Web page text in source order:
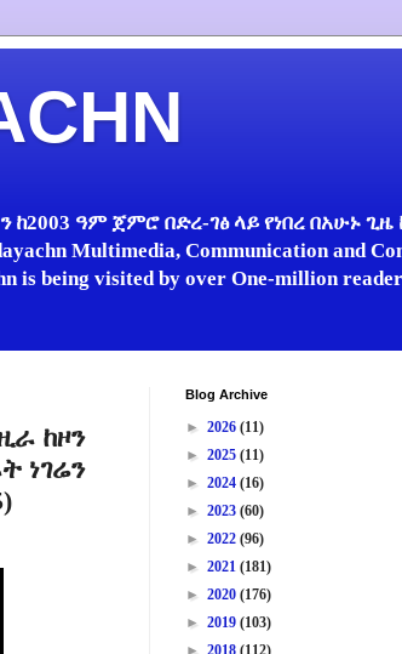
ዓም ጀምሮ በድረ-ገፅ ላይ የነበረ በአሁኑ ጊዜ
Multimedia, Communication and
is being visited by over One-million
ከዞን
ነገሬን
Blog Archive
► 2026 (11)
► 2025 (11)
► 2024 (16)
► 2023 (60)
► 2022 (96)
► 2021 (181)
► 2020 (176)
► 2019 (103)